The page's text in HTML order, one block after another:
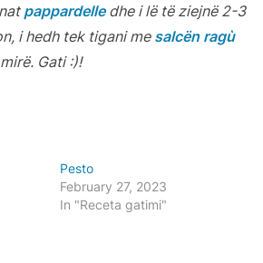
pappardelledhe i lë të ziejnë 2-3
i hedh tek tigani me salcën ragù
Gati :)!
Pesto
February 27, 2023
In "Receta gatimi"